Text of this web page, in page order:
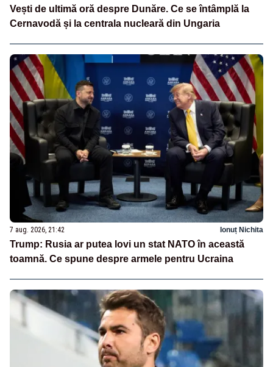
Vești de ultimă oră despre Dunăre. Ce se întâmplă la
Cernavodă și la centrala nucleară din Ungaria
7 aug. 2026, 21:42 Ionuț Nichita
Trump: Rusia ar putea lovi un stat NATO în această
toamnă. Ce spune despre armele pentru Ucraina